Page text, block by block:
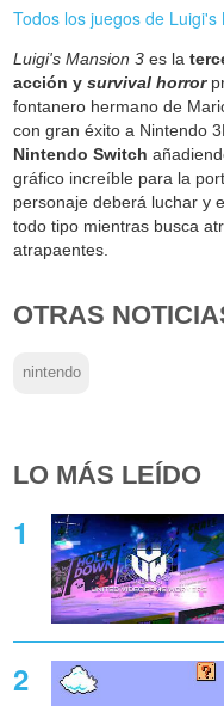
Todos los juegos de Luigi's
Luigi's Mansion 3 es la
acción ysurvival horror
fontanero hermano de
con gran éxito a Nintendo
Nintendo Switch
gráfico increíble para la
personaje deberá luchar y
todo tipo mientras busca
atrapaentes.
OTRAS
nintendo
LO MÁS LEÍDO